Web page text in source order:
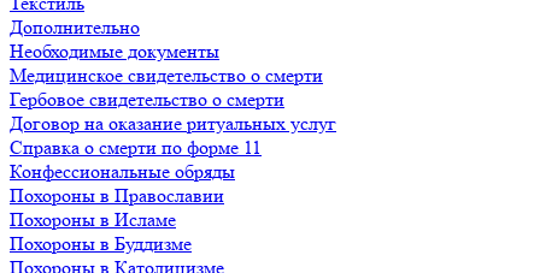
Дополнительно
Необходимые документы
Медицинское свидетельство о смерти
Гербовое свидетельство о смерти
Договор на оказание ритуальных услуг
Справка о смерти по форме 11
Конфессиональные обряды
Похороны в Православии
Похороны в Исламе
Похороны в Буддизме
Похороны в Католицизме